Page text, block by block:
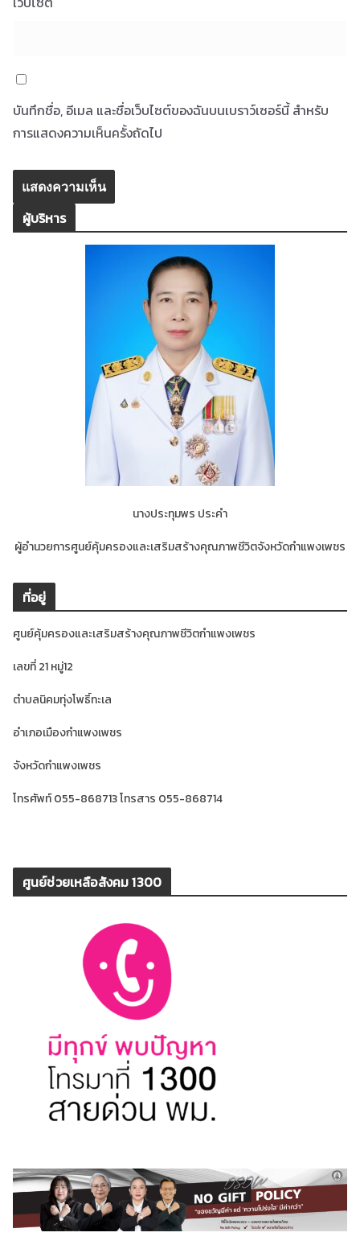
บันทึกชื่อ, อีเมล และชื่อเว็บไซต์ของฉันบนเบราว์เซอร์นี้ สำหรับ
การแสดงความเห็นครั้งถัดไป
ผู้บริหาร
นางประทุมพร ประคำ
ผู้อำนวยการศูนย์คุ้มครองและเสริมสร้างคุณภาพชีวิตจังหวัดกำแพงเพชร
ที่อยู่
ศูนย์คุ้มครองและเสริมสร้างคุณภาพชีวิตกำแพงเพชร
เลขที่ 21 หมู่12
ตำบลนิคมทุ่งโพธิ์ทะเล
อำเภอเมืองกำแพงเพชร
จังหวัดกำแพงเพชร
โทรศัพท์ 055-868713 โทรสาร 055-868714
ศูนย์ช่วยเหลือสังคม 1300